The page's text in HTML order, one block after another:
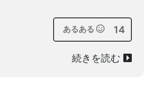
あるある 14
続きを読む